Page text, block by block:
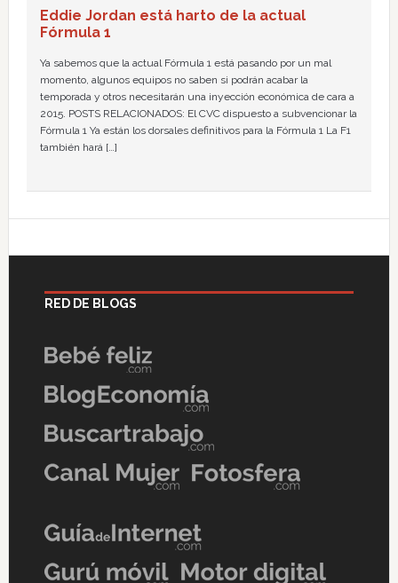
Eddie Jordan está harto de la actual
Fórmula 1
Ya sabemos que la actual Fórmula 1 está pasando por un mal
momento, algunos equipos no saben si podrán acabar la
temporada y otros necesitarán una inyección económica de cara a
2015. POSTS RELACIONADOS: El CVC dispuesto a subvencionar la
Fórmula 1 Ya están los dorsales definitivos para la Fórmula 1 La F1
también hará […]
RED DE BLOGS